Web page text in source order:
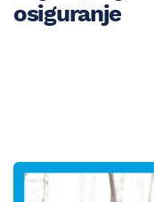
osiguranje